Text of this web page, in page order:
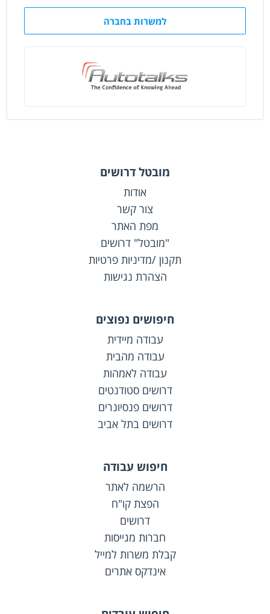
Company headquarters are in Israel with
offices in North America, Germany, France,
Sweden, Japan and Korea. Autotalks chipsets
exciting autonomous-driving projects
worldwide. Compli
למשרות בחברה
מובטל דרושים
אודות
צור קשר
מפת האתר
"מובטל" דרושים
תקנון /מדיניות פרטיות
הצהרת נגישות
חיפושים נפוצים
עבודה מיידית
עבודה מהבית
עבודה לאמהות
דרושים סטודנטים
דרושים פנסיונרים
דרושים בתל אביב
חיפוש עבודה
הרשמה לאתר
הפצת קו"ח
דרושים
חברות מגייסות
קבלת משרות למייל
אינדקס אתרים